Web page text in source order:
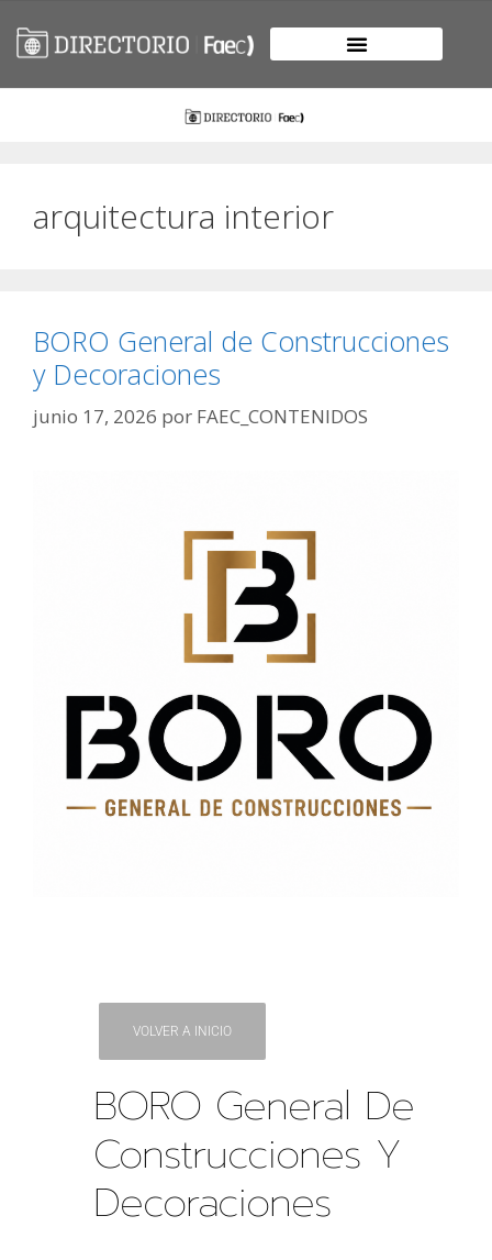
arquitectura interior
BORO General de Construcciones
y Decoraciones
junio 17, 2026 por FAEC_CONTENIDOS
VOLVER A INICIO
BORO General De
Construcciones Y
Decoraciones